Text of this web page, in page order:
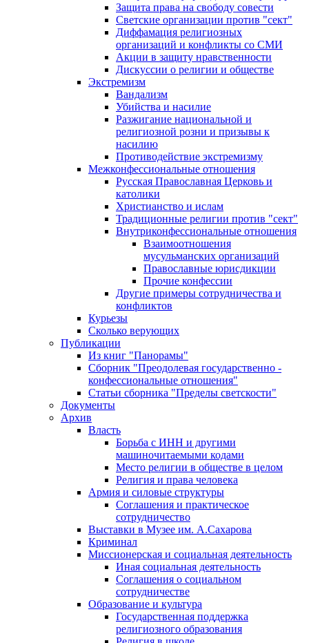
Защита права на свободу совести
Светские организации против "сект"
Диффамация религиозных
организаций и конфликты со СМИ
Акции в защиту нравственности
Дискуссии о религии и обществе
Экстремизм
Вандализм
Убийства и насилие
Разжигание национальной и
религиозной розни и призывы к
насилию
Противодействие экстремизму
Межконфессиональные отношения
Русская Православная Церковь и
католики
Христианство и ислам
Традиционные религии против "сект"
Внутриконфессиональные отношения
Взаимоотношения
мусульманских организаций
Православные юрисдикции
Прочие конфессии
Другие примеры сотрудничества и
конфликтов
Курьезы
Сколько верующих
Публикации
Из книг "Панорамы"
Сборник "Преодолевая государственно -
конфессиональные отношения"
Статьи сборника "Пределы светскости"
Документы
Архив
Власть
Борьба с ИНН и другими
машиночитаемыми кодами
Место религии в обществе в целом
Религия и права человека
Армия и силовые структуры
Соглашения и практическое
сотрудничество
Выставки в Музее им. А.Сахарова
Криминал
Миссионерская и социальная деятельность
Иная социальная деятельность
Соглашения о социальном
сотрудничестве
Образование и культура
Государственная поддержка
религиозного образования